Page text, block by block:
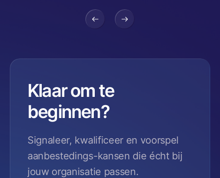
Klaar om te
beginnen?
Signaleer, kwalificeer en voorspel
aanbestedings-kansen die écht bij
jouw organisatie passen.